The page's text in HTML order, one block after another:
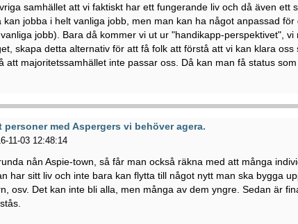
samhället att vi faktiskt har ett fungerande liv och då även ett
kan jobba i helt vanliga jobb, men man kan ha något anpassad för
jobb). Bara då kommer vi ut ur "handikapp-perspektivet", vi
skapa detta alternativ för att få folk att förstå att vi kan klara oss
att majoritetssamhället inte passar oss. Då kan man få status som
med Aspergers vi behöver agera.
11-03 12:48:14
nån Aspie-town, så får man också räkna med att många
har sitt liv och inte bara kan flytta till något nytt man ska bygga
osv. Det kan inte bli alla, men många av dem yngre. Sedan är